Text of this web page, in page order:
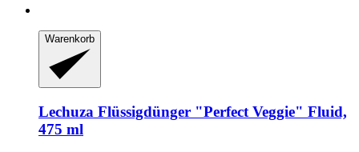
Warenkorb
Lechuza Flüssigdünger "Perfect Veggie" Fluid,
475 ml